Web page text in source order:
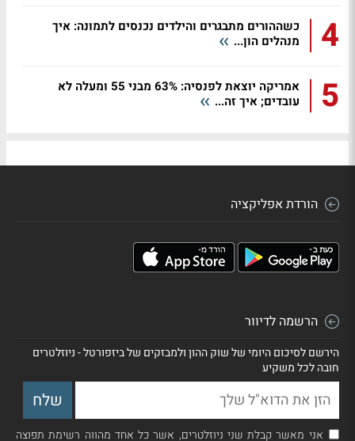
4
כשההורים מתבגרים והילדים נכנסים לתמונה: איך
מנהלים הון...
5
אמריקה יוצאת לפנסיה: 63% מבני 55 ומעלה לא
עובדים; איך זה...
הורדת אפליקציה
הרשמה לדיוור
הירשם לסיכום היומי של שוק ההון ולמבזקים של ביזפורטל - ניוזלטרים
חובה לכל משקיע
אני מאשר קבלת שני ניוזלטרים, אשר כל אחד מהווה רשימת תפוצה